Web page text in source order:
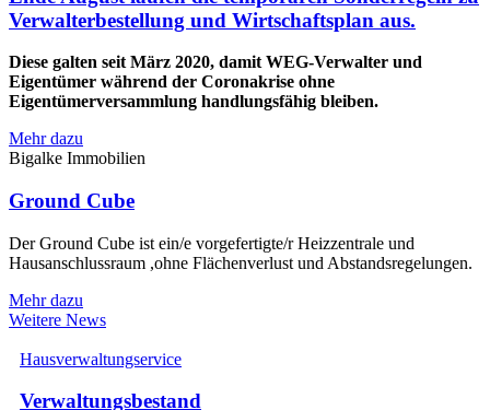
Verwalterbestellung und Wirtschaftsplan aus.
Diese galten seit März 2020, damit WEG-Verwalter und
Eigentümer während der Coronakrise ohne
Eigentümerversammlung handlungsfähig bleiben.
Mehr dazu
Bigalke Immobilien
Ground Cube
Der Ground Cube ist ein/e vorgefertigte/r Heizzentrale und
Hausanschlussraum ,ohne Flächenverlust und Abstandsregelungen.
Mehr dazu
Weitere News
Hausverwaltungservice
Verwaltungsbestand